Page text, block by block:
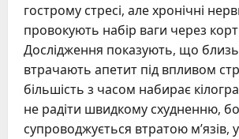
гострому стресі, але хронічні
провокують набір ваги через
Дослідження показують, що
втрачають апетит під впливом
більшість з часом набирає
не радіти швидкому схудненню,
супроводжується втратою м’язів,